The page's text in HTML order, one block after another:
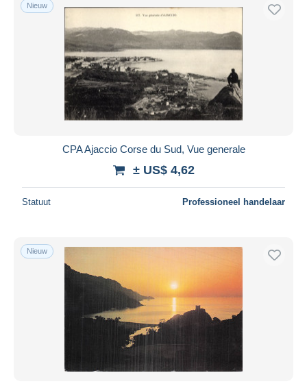
Nieuw
CPA Ajaccio Corse du Sud, Vue generale
± US$ 4,62
Statuut Professioneel handelaar
Nieuw